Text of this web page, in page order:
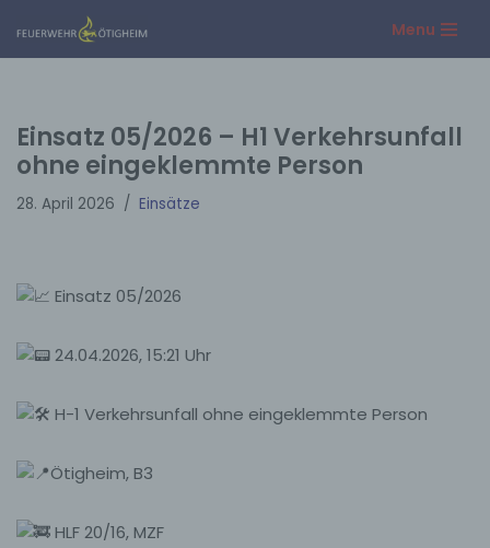
Zum
Menu
Einsatz 05/2026 – H1 Verkehrsunfall
ohne eingeklemmte Person
28. April 2026 Einsätze
Einsatz 05/2026
24.04.2026, 15:21 Uhr
H-1 Verkehrsunfall ohne eingeklemmte Person
Ötigheim, B3
HLF 20/16, MZF